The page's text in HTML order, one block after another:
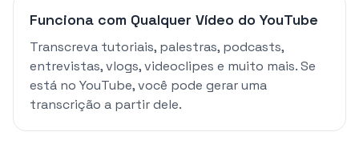
Funciona com Qualquer Vídeo do YouTube
Transcreva tutoriais, palestras, podcasts,
entrevistas, vlogs, videoclipes e muito mais. Se
está no YouTube, você pode gerar uma
transcrição a partir dele.